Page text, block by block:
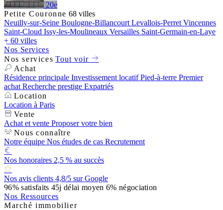
20e
Petite Couronne 68 villes
Neuilly-sur-Seine Boulogne-Billancourt Levallois-Perret Vincennes
Saint-Cloud Issy-les-Moulineaux Versailles Saint-Germain-en-Laye
+ 60 villes
Nos Services
Nos services Tout voir
Achat
Résidence principale Investissement locatifPied-à-terre Premier
achat Recherche prestige Expatriés
Location
Location à Paris
Vente
Achat et vente Proposer votre bien
Nous connaître
Notre équipe Nos études de cas Recrutement
Nos honoraires 2,5 % au succès
Nos avis clients 4,8/5 sur Google
96%satisfaits 45j délai moyen 6% négociation
Nos Ressources
Marché immobilier